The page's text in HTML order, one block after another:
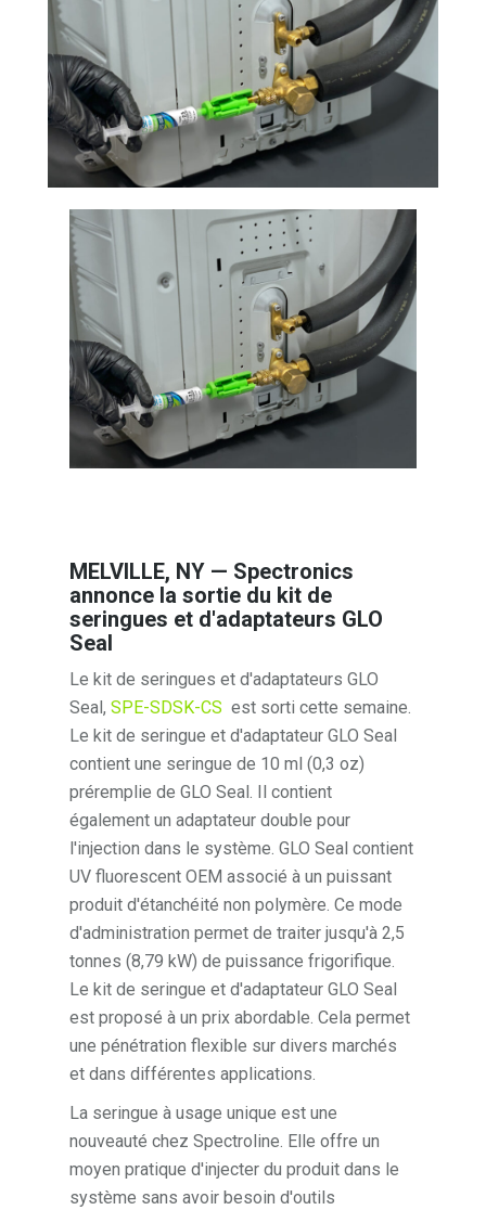
MELVILLE, NY — Spectronics
annonce la sortie du kit de
seringues et d'adaptateurs GLO
Seal
Le kit de seringues et d'adaptateurs GLO
Seal,SPE-SDSK-CS est sorti cette semaine.
Le kit de seringue et d'adaptateur GLO Seal
contient une seringue de 10 ml (0,3 oz)
préremplie de GLO Seal. Il contient
également un adaptateur double pour
l'injection dans le système. GLO Seal contient
UV fluorescent OEM associé à un puissant
produit d'étanchéité non polymère. Ce mode
d'administration permet de traiter jusqu'à 2,5
tonnes (8,79 kW) de puissance frigorifique.
Le kit de seringue et d'adaptateur GLO Seal
est proposé à un prix abordable. Cela permet
une pénétration flexible sur divers marchés
et dans différentes applications.
La seringue à usage unique est une
nouveauté chez Spectroline. Elle offre un
moyen pratique d'injecter du produit dans le
système sans avoir besoin d'outils